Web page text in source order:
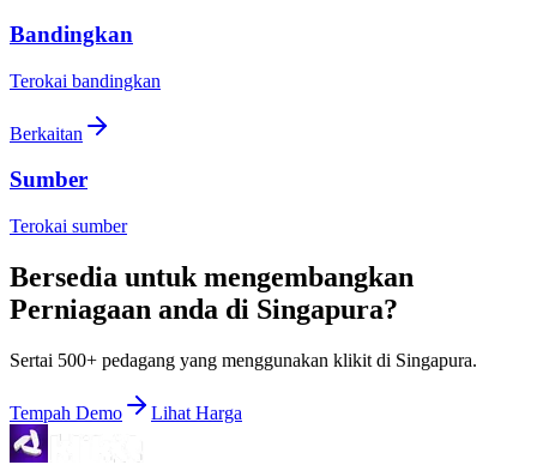
Bandingkan
Terokai bandingkan
Berkaitan
Sumber
Terokai sumber
Bersedia untuk mengembangkan
Perniagaan anda di Singapura?
Sertai 500+ pedagang yang menggunakan klikit di Singapura.
Tempah Demo Lihat Harga